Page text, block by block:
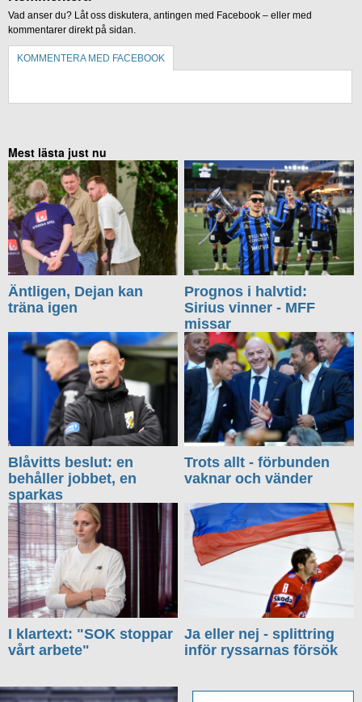
Vad anser du? Låt oss diskutera, antingen med Facebook – eller med
kommentarer direkt på sidan.
KOMMENTERA MED FACEBOOK
Mest lästa just nu
Äntligen, Dejan kan
träna igen
Prognos i halvtid:
Sirius vinner - MFF
missar
Blåvitts beslut: en
behåller jobbet, en
sparkas
Trots allt - förbunden
vaknar och vänder
I klartext: "SOK stoppar
vårt arbete"
Ja eller nej - splittring
inför ryssarnas försök